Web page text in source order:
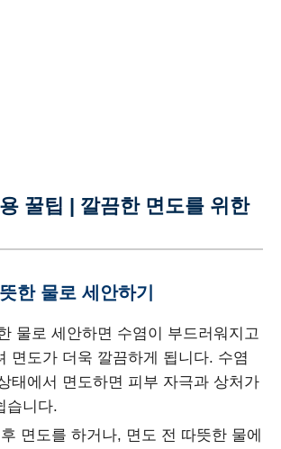
꿀팁 | 깔끔한 면도를 위한
한 물로 세안하기
물로 세안하면 수염이 부드러워지고
면도가 더욱 깔끔하게 됩니다. 수염
태에서 면도하면 피부 자극과 상처가
습니다.
면도를 하거나, 면도 전 따뜻한 물에